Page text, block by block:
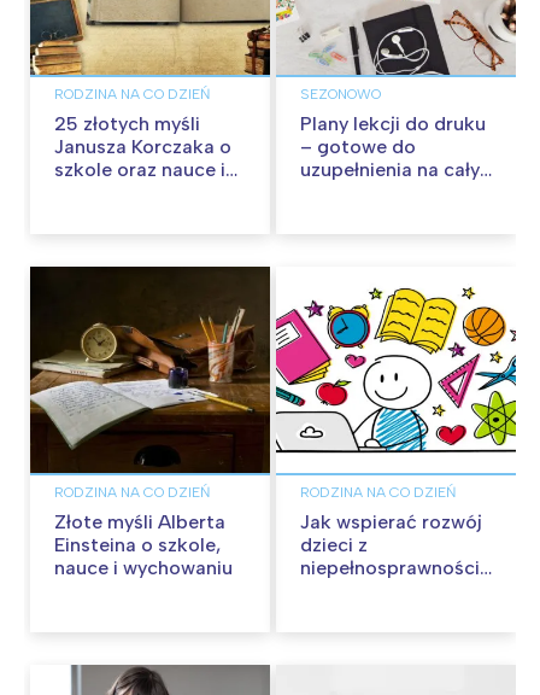
RODZINA NA CO DZIEŃ
25 złotych myśli
Janusza Korczaka o
szkole oraz nauce i
SEZONOWO
Plany lekcji do druku
– gotowe do
uzupełnienia na cały
RODZINA NA CO DZIEŃ
Złote myśli Alberta
Einsteina o szkole,
nauce i wychowaniu
RODZINA NA CO DZIEŃ
Jak wspierać rozwój
dzieci z
niepełnosprawnością